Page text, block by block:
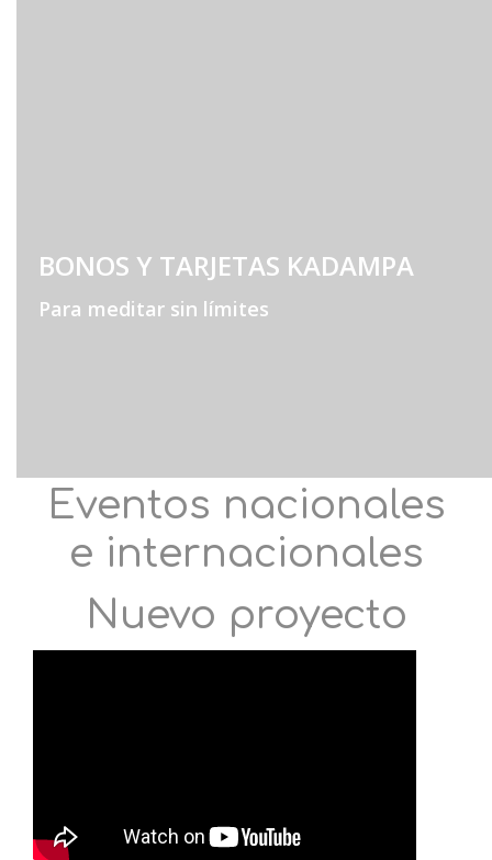
BONOS Y TARJETAS KADAMPA
Para meditar sin límites
Eventos nacionales
e internacionales
Nuevo proyecto